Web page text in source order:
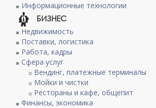
Информационные технологии
БИЗНЕС
Недвижимость
Поставки, логистика
Работа, кадры
Сфера услуг
Вендинг, платежные терминалы
Мойки и чистки
Рестораны и кафе, общепит
Финансы, экономика